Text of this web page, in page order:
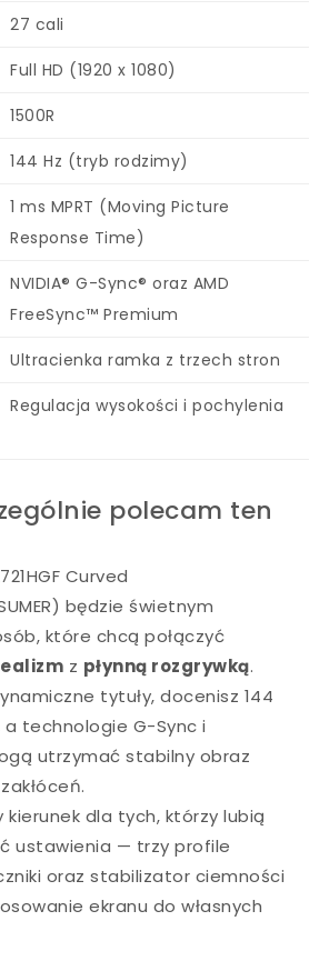
27 cali
Full HD (1920 x 1080)
1500R
144 Hz (tryb rodzimy)
1 ms MPRT (Moving Picture
Response Time)
NVIDIA® G-Sync® oraz AMD
FreeSync™ Premium
Ultracienka ramka z trzech stron
Regulacja wysokości i pochylenia
polecam ten
Curved
będzie świetnym
które chcą połączyć
z płynną rozgrywką.
tytuły, docenisz 144
a technologie G-Sync i
utrzymać stabilny obraz
kierunek dla tych, którzy lubią
ustawienia — trzy profile
oraz stabilizator ciemności
ekranu do własnych